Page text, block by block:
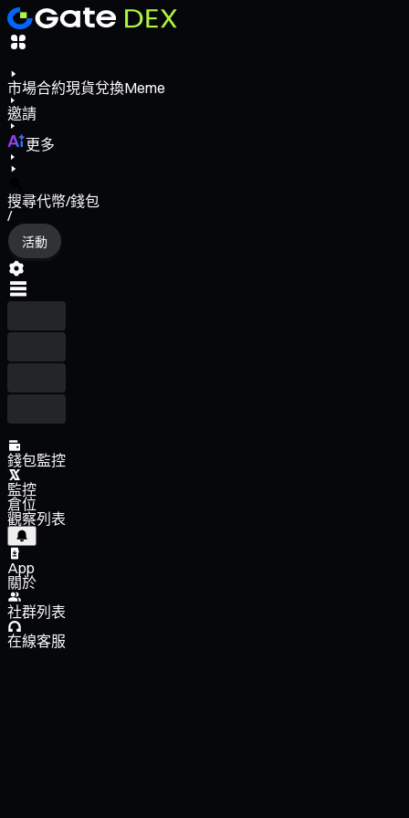
市場合約現貨兌換Meme
邀請
更多
搜尋代幣/錢包
/
活動
錢包監控
監控
倉位
觀察列表
App
關於
社群列表
在線客服